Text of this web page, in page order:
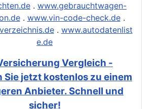
. www.gebrauchtwagen-
. www.vin-code-check.de.
. www.autodatenlist
e.de
Vergleich -
Sie jetzt kostenlos zu einem
Anbieter. Schnell und
sicher!